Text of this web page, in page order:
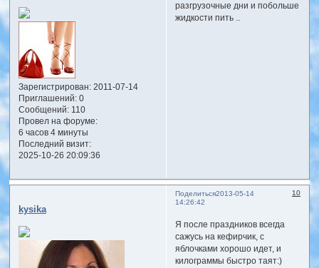
Зарегистрирован: 2011-07-14
Приглашений:0
Сообщений:110
Провел на форуме:
6 часов 4 минуты
Последний визит:
2025-10-26 20:09:36
разгрузочные дни и побольше
жидкости пить ..
Поделиться 10
2013-05-14
14:26:42
kysika
Я после праздников всегда
сажусь на кефирчик, с
яблочками хорошо идет, и
килограммы быстро таят:)